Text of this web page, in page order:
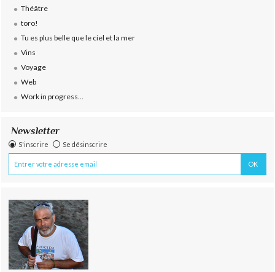
Théâtre
toro!
Tu es plus belle que le ciel et la mer
Vins
Voyage
Web
Work in progress...
Newsletter
S'inscrire Se désinscrire